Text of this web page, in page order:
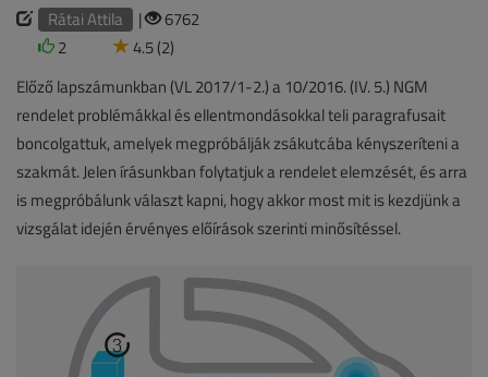
Rátai Attila |
6762
2
4.5 (2)
Előző lapszámunkban (VL 2017/1-2.) a 10/2016. (IV. 5.) NGM
rendelet problémákkal és ellentmondásokkal teli paragrafusait
boncolgattuk, amelyek megpróbálják zsákutcába kényszeríteni a
szakmát. Jelen írásunkban folytatjuk a rendelet elemzését, és arra
is megpróbálunk választ kapni, hogy akkor most mit is kezdjünk a
vizsgálat idején érvényes előírások szerinti minősítéssel.